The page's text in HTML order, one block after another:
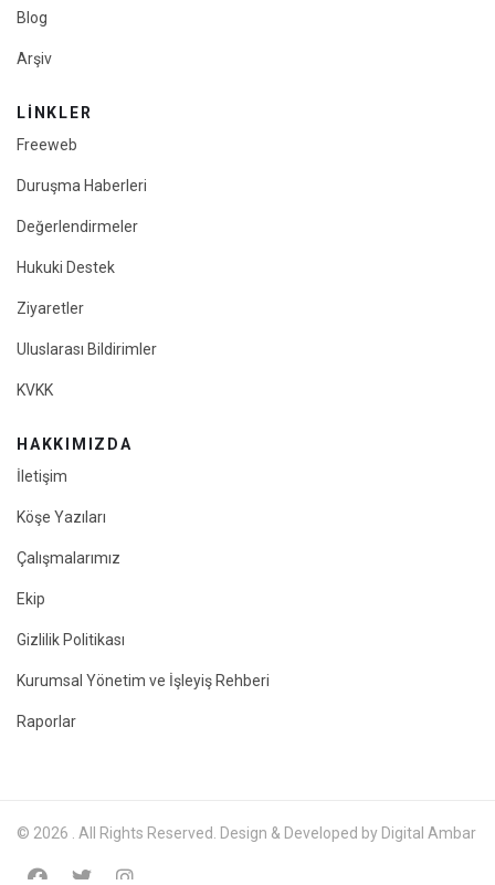
Blog
Arşiv
LINKLER
Freeweb
Duruşma Haberleri
Değerlendirmeler
Hukuki Destek
Ziyaretler
Uluslarası Bildirimler
KVKK
HAKKIMIZDA
İletişim
Köşe Yazıları
Çalışmalarımız
Ekip
Gizlilik Politikası
Kurumsal Yönetim ve İşleyiş Rehberi
Raporlar
© 2026 . All Rights Reserved. Design & Developed by Digital Ambar